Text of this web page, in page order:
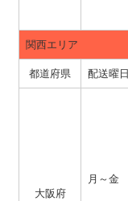
関西エリア
都道府県 配送曜日
大阪府
月～金